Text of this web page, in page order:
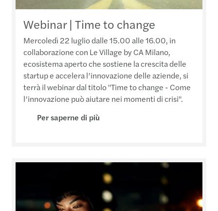
Webinar | Time to change
Mercoledì 22 luglio dalle 15.00 alle 16.00, in
collaborazione con Le Village by CA Milano,
ecosistema aperto che sostiene la crescita delle
startup e accelera l’innovazione delle aziende, si
terrà il webinar dal titolo "Time to change - Come
l’innovazione può aiutare nei momenti di crisi".
Per saperne di più